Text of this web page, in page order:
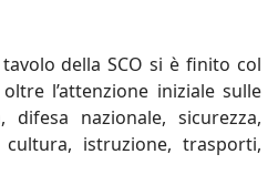
della SCO si è finito col
l’attenzione iniziale sulle
difesa nazionale, sicurezza,
cultura, istruzione, trasporti,